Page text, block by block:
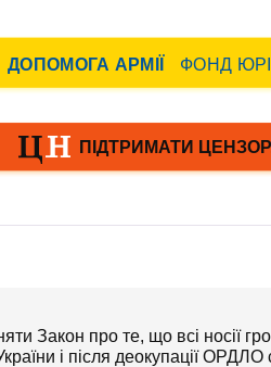
Закон про те, що всі носії
і після деокупації